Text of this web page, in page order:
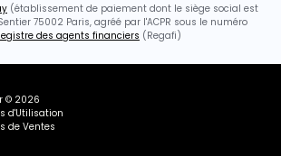
(établissement de paiement dont le siège social est
75002 Paris, agréé par l'ACPR sous le numéro
des agents financiers (Regafi)
© 2026
d'Utilisation
de Ventes